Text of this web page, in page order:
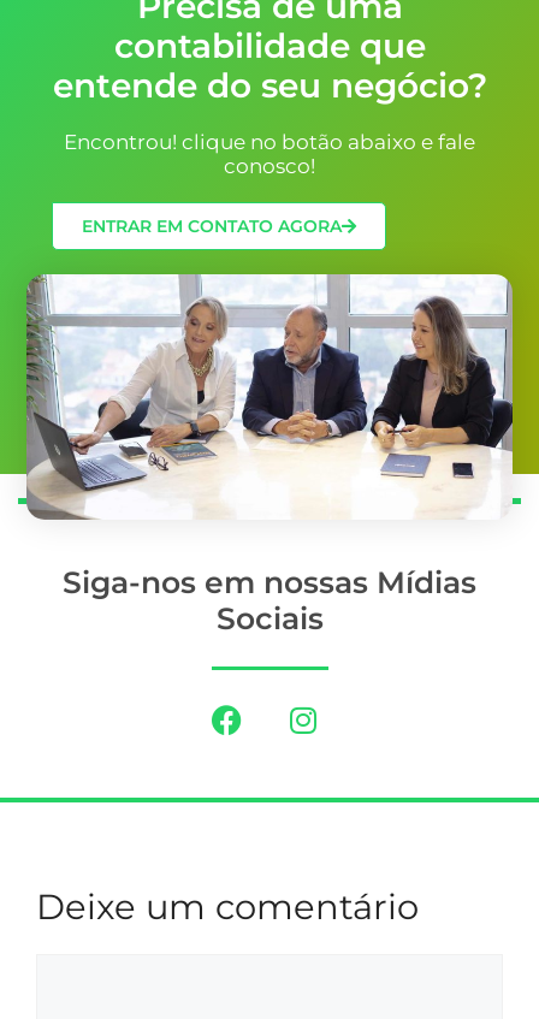
contabilidade que
entende do seu negócio?
Encontrou! clique no botão abaixo e fale
conosco!
ENTRAR EM CONTATO AGORA
Siga-nos em nossas Mídias
Sociais
Deixe um comentário